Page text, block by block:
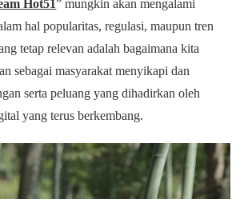
Hot51” mungkin akan mengalami
hal popularitas, regulasi, maupun tren
tetap relevan adalah bagaimana kita
sebagai masyarakat menyikapi dan
serta peluang yang dihadirkan oleh
yang terus berkembang.